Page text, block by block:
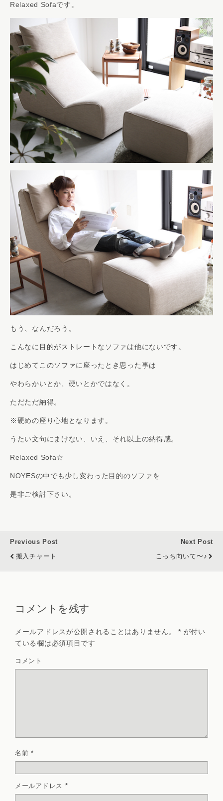
Relaxed Sofaです。
もう、なんだろう。
こんなに目的がストレートなソファは他にないです。
はじめてこのソファに座ったとき思った事は
やわらかいとか、硬いとかではなく。
ただただ納得。
※硬めの座り心地となります。
うたい文句にまけない、いえ、それ以上の納得感。
Relaxed Sofa☆
NOYESの中でも少し変わった目的のソファを
是非ご検討下さい。
Previous Post
搬入チャート
Next Post
こっち向いて〜♪
コメントを残す
メールアドレスが公開されることはありません。 * が付い
ている欄は必須項目です
コメント
名前*
メールアドレス *